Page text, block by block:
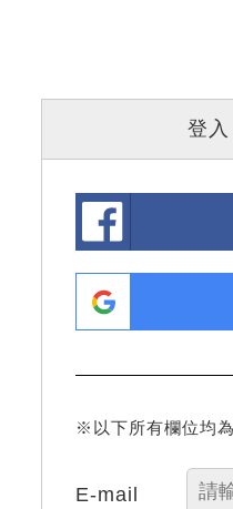
登入
※以下所有欄位均
E-mail